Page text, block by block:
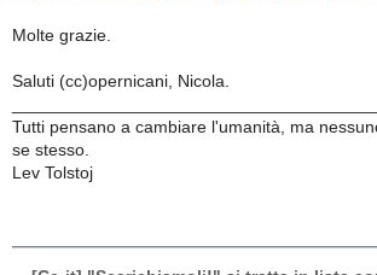
Molte grazie.
Saluti (cc)opernicani, Nicola.
Tutti pensano a cambiare l'umanità, ma
se stesso.
Lev Tolstoj